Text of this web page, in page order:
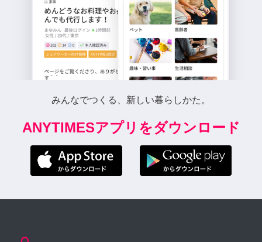
みんなでつくる、新しい暮らしかた。
ANYTIMESアプリをダウンロード